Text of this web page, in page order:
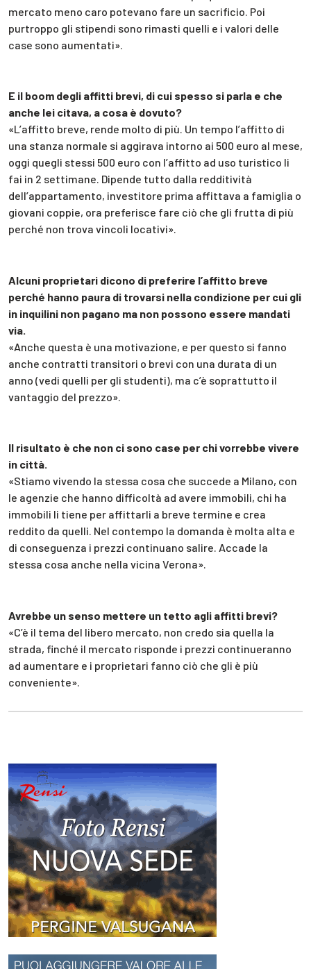
mercato meno caro potevano fare un sacrificio. Poi
purtroppo gli stipendi sono rimasti quelli e i valori delle
case sono aumentati».
E il boom degli affitti brevi, di cui spesso si parla e che
anche lei citava, a cosa è dovuto?
«L’affitto breve, rende molto di più. Un tempo l’affitto di
una stanza normale si aggirava intorno ai 500 euro al mese,
oggi quegli stessi 500 euro con l’affitto ad uso turistico li
fai in 2 settimane. Dipende tutto dalla redditività
dell’appartamento, investitore prima affittava a famiglia o
giovani coppie, ora preferisce fare ciò che gli frutta di più
perché non trova vincoli locativi».
Alcuni proprietari dicono di preferire l’affitto breve
perché hanno paura di trovarsi nella condizione per cui gli
in inquilini non pagano ma non possono essere mandati
via.
«Anche questa è una motivazione, e per questo si fanno
anche contratti transitori o brevi con una durata di un
anno (vedi quelli per gli studenti), ma c’è soprattutto il
vantaggio del prezzo».
Il risultato è che non ci sono case per chi vorrebbe vivere
in città.
«Stiamo vivendo la stessa cosa che succede a Milano, con
le agenzie che hanno difficoltà ad avere immobili, chi ha
immobili li tiene per affittarli a breve termine e crea
reddito da quelli. Nel contempo la domanda è molta alta e
di conseguenza i prezzi continuano salire. Accade la
stessa cosa anche nella vicina Verona».
Avrebbe un senso mettere un tetto agli affitti brevi?
«C’è il tema del libero mercato, non credo sia quella la
strada, finché il mercato risponde i prezzi continueranno
ad aumentare e i proprietari fanno ciò che gli è più
conveniente».